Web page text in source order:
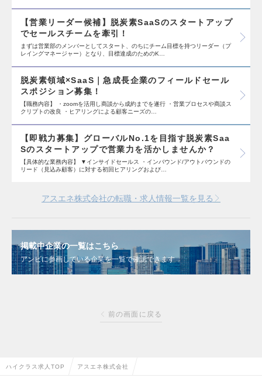
【営業リーダー候補】脱炭素SaaSのスタートアップ
でセールスチームを牽引！
まずは営業部のメンバーとしてスタート、のちにチーム目標を持つリーダー（プ
レイングマネージャー）となり、目標達成のためのK…
脱炭素領域×SaaS｜急成長企業のフィールドセール
スポジション募集！
【職務内容】 ・zoomを活用し商談から成約までを遂行 ・営業プロセスや商談ス
クリプトの改良 ・ヒアリングによる顧客ニーズの…
【即戦力募集】グローバルNo.1を目指す脱炭素Saa
Sのスタートアップで営業力を活かしませんか？
【具体的な業務内容】 ▼インサイドセールス ・インバウンド/アウトバウンドの
リード（見込み顧客）に対する初回ヒアリングおよび…
アスエネ株式会社の転職・求人情報一覧を見る
掲載中企業の一覧はこちら
アンビに参画している企業を一覧で確認できます
前の画面に戻る
ハイクラス求人TOP アスエネ株式会社